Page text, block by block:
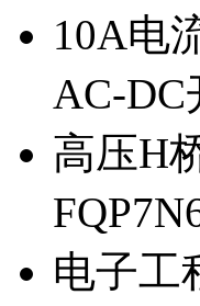
10A电
AC-DC
高压H
电子工